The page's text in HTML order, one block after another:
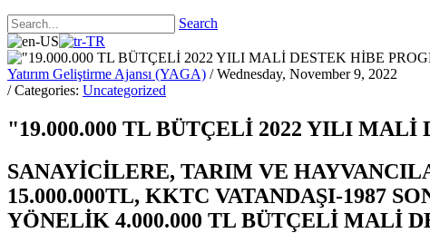
Search
Yatırım Geliştirme Ajansı (YAGA) / Wednesday, November 9, 2022
/ Categories: Uncategorized
"19.000.000 TL BÜTÇELİ 2022 YILI
SANAYİCİLERE, TARIM VE
15.000.000TL, KKTC VATANDAŞI-1987
YÖNELİK 4.000.000 TL BÜTÇELİ MALİ